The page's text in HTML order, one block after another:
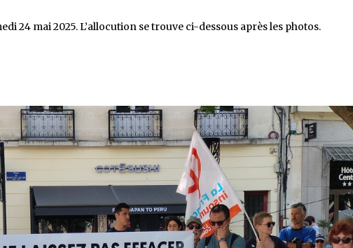
24 mai 2025. L’allocution se trouve ci-dessous après les photos.